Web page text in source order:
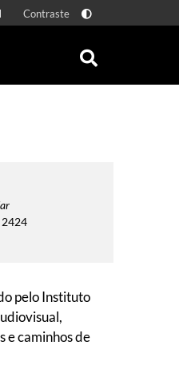
Contraste
2424
pelo Instituto
e caminhos de